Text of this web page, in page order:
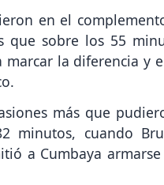
en el
que sobre los 55
marcar la diferencia y
más que
minutos, cuando
a Cumbaya